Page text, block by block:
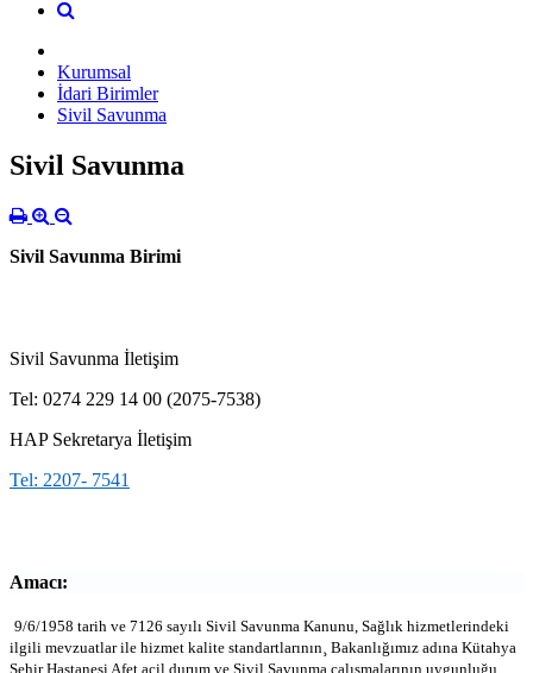
Kurumsal
İdari Birimler
Sivil Savunma
Sivil Savunma
Sivil Savunma Birimi
Sivil Savunma İletişim
Tel: 0274 229 14 00 (2075-7538)
HAP Sekretarya İletişim
Tel: 2207- 7541
Amacı:
9/6/1958 tarih ve 7126 sayılı Sivil Savunma Kanunu, Sağlık hizmetlerindeki
ilgili mevzuatlar ile hizmet kalite standartlarının¸ Bakanlığımız adına Kütahya
Şehir Hastanesi Afet acil durum ve Sivil Savunma çalışmalarının uygunluğu,